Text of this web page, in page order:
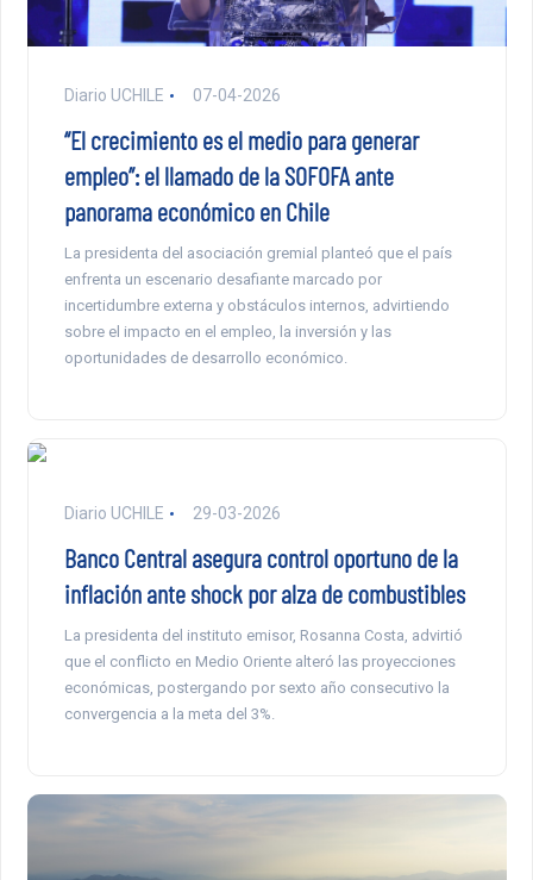
Diario UCHILE 07-04-2026
“El crecimiento es el medio para generar
empleo”: el llamado de la SOFOFA ante
panorama económico en Chile
La presidenta del asociación gremial planteó que el país
enfrenta un escenario desafiante marcado por
incertidumbre externa y obstáculos internos, advirtiendo
sobre el impacto en el empleo, la inversión y las
oportunidades de desarrollo económico.
Diario UCHILE 29-03-2026
Banco Central asegura control oportuno de la
inflación ante shock por alza de combustibles
La presidenta del instituto emisor, Rosanna Costa, advirtió
que el conflicto en Medio Oriente alteró las proyecciones
económicas, postergando por sexto año consecutivo la
convergencia a la meta del 3%.